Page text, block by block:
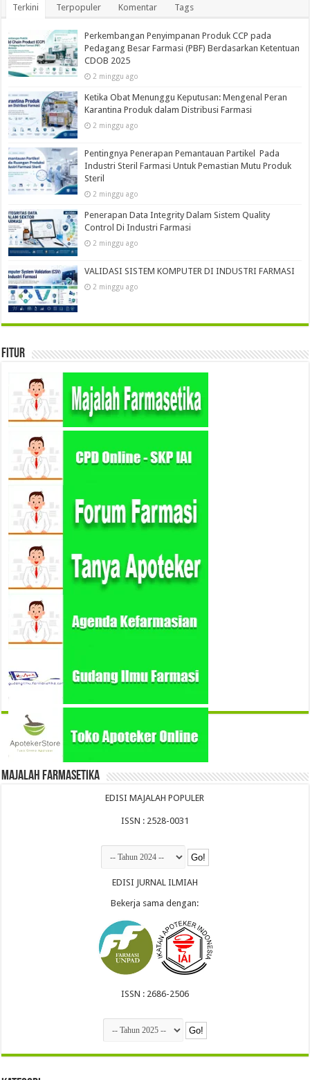
Terkini Terpopuler Komentar Tags
Perkembangan Penyimpanan Produk CCP pada
Pedagang Besar Farmasi (PBF) Berdasarkan Ketentuan
CDOB 2025
2 minggu ago
Ketika Obat Menunggu Keputusan: Mengenal Peran
Karantina Produk dalam Distribusi Farmasi
2 minggu ago
Pentingnya Penerapan Pemantauan Partikel Pada
Industri Steril Farmasi Untuk Pemastian Mutu Produk
Steril
2 minggu ago
Penerapan Data Integrity Dalam Sistem Quality
Control Di Industri Farmasi
2 minggu ago
VALIDASI SISTEM KOMPUTER DI INDUSTRI FARMASI
2 minggu ago
Fitur
Majalah Farmasetika
EDISI MAJALAH POPULER
ISSN : 2528-0031
EDISI JURNAL ILMIAH
Bekerja sama dengan:
ISSN : 2686-2506